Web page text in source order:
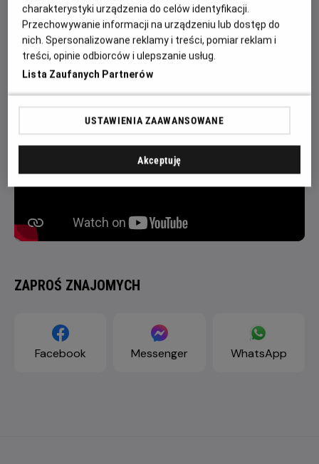
dodatku podobno pożera dzieci. Niestety Jonna nie ma
wyboru. Gorylica zabiera ją ze sobą. Jaki los czeka Jonnę?
Czy spełnią się jej obawy? I czy wróci do domu dziecka,
gdy tak postanowi urząd gminy?
ZAPROŚ ZNAJOMYCH
Facebook Messenger WhatsApp
charakterystyki urządzenia do celów identyfikacji.
Przechowywanie informacji na urządzeniu lub dostęp do
nich. Spersonalizowane reklamy i treści, pomiar reklam i
treści, opinie odbiorców i ulepszanie usług.
Lista Zaufanych Partnerów
USTAWIENIA ZAAWANSOWANE
Akceptuję